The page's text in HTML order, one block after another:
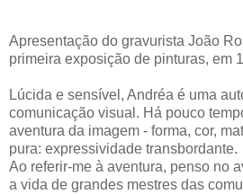
Apresentação do gravurista João
primeira exposição de pinturas, em
Lúcida e sensível, Andréa é uma
comunicação visual. Há pouco
aventura da imagem - forma, cor,
pura: expressividade transbordante.
Ao referir-me à aventura, penso no
a vida de grandes mestres das